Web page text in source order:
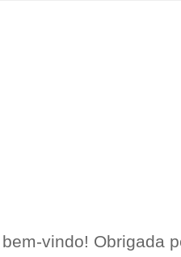
vindo! Obrigada